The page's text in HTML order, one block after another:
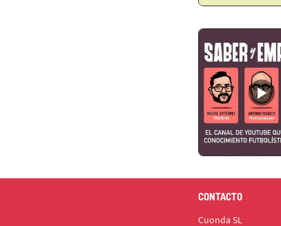
CONTACTO
Cuonda SL